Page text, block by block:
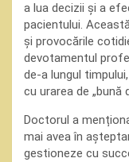
a lua decizii și a
pacientului.
și provocările
devotamentul
de-a lungul
cu urarea de „bună
Doctorul a
mai avea în
gestioneze cu